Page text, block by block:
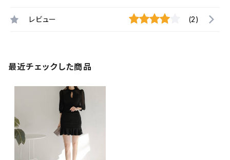
レビュー (2)
最近チェックした商品